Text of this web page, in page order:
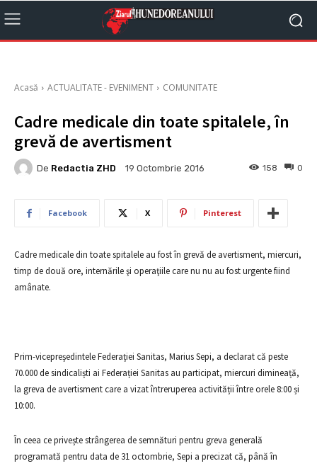
Acasă ACTUALITATE - EVENIMENT COMUNITATE
Cadre medicale din toate spitalele, în
grevă de avertisment
De Redactia ZHD 19 Octombrie 2016 0
158
Facebook X Pinterest
Cadre medicale din toate spitalele au fost în grevă de avertisment, miercuri,
timp de două ore, internările şi operaţiile care nu nu au fost urgente fiind
amânate.
Prim-vicepreşedintele Federaţiei Sanitas, Marius Sepi, a declarat că peste
70.000 de sindicaliști ai Federației Sanitas au participat, miercuri dimineață,
la greva de avertisment care a vizat întreruperea activității între orele 8:00 și
10:00.
În ceea ce privește strângerea de semnături pentru greva generală
programată pentru data de 31 octombrie, Sepi a precizat că, până în